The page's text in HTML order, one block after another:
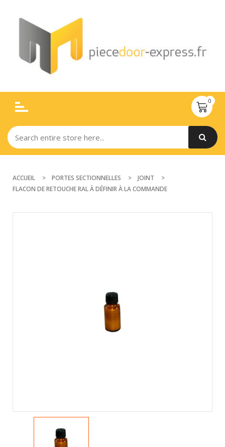
ACCUEIL PORTES SECTIONNELLES
JOINT
FLACON DE RETOUCHE RAL À DÉFINIR À LA COMMANDE